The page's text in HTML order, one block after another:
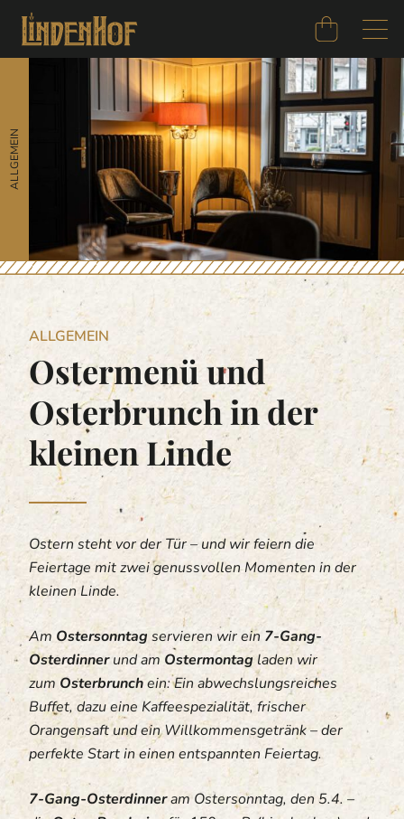
ALLGEMEIN
ALLGEMEIN
Ostermenü und
Osterbrunch in der
kleinen Linde
Ostern steht vor der Tür – und wir feiern die
Feiertage mit zwei genussvollen Momenten in der
kleinen Linde.
Am Ostersonntag servieren wir ein 7-Gang-
Osterdinnerund am Ostermontag laden wir
zum Osterbrunchein: Ein abwechslungsreiches
Buffet, dazu eine Kaffeespezialität, frischer
Orangensaft und ein Willkommensgetränk – der
perfekte Start in einen entspannten Feiertag.
7-Gang-Osterdinneram Ostersonntag, den 5.4. –